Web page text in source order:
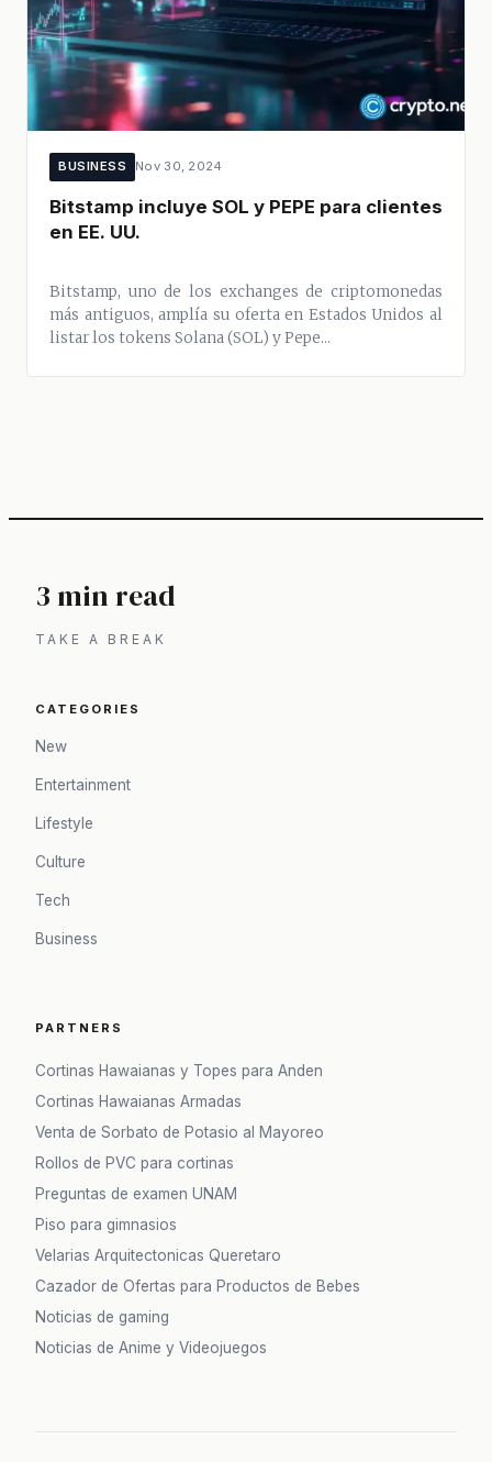
BUSINESS Nov 30, 2024
Bitstamp incluye SOL y PEPE para clientes
en EE. UU.
Bitstamp, uno de los exchanges de criptomonedas
más antiguos, amplía su oferta en Estados Unidos al
listar los tokens Solana (SOL) y Pepe...
3 min read
TAKE A BREAK
CATEGORIES
New
Entertainment
Lifestyle
Culture
Tech
Business
PARTNERS
Cortinas Hawaianas y Topes para Anden
Cortinas Hawaianas Armadas
Venta de Sorbato de Potasio al Mayoreo
Rollos de PVC para cortinas
Preguntas de examen UNAM
Piso para gimnasios
Velarias Arquitectonicas Queretaro
Cazador de Ofertas para Productos de Bebes
Noticias de gaming
Noticias de Anime y Videojuegos